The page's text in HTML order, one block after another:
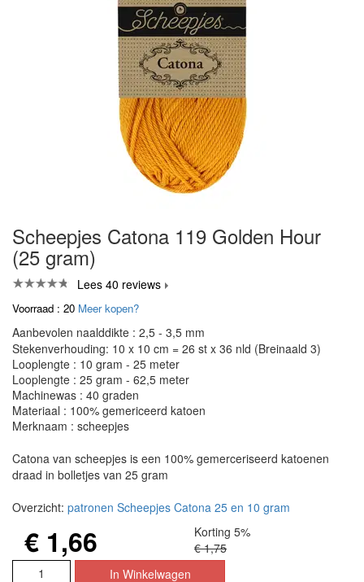
Scheepjes Catona 119 Golden Hour
(25 gram)
Lees 40 reviews
Voorraad : 20 Meer kopen?
Aanbevolen naalddikte : 2,5 - 3,5 mm
Stekenverhouding: 10 x 10 cm = 26 st x 36 nld (Breinaald 3)
Looplengte : 10 gram - 25 meter
Looplengte : 25 gram - 62,5 meter
Machinewas : 40 graden
Materiaal : 100% gemericeerd katoen
Merknaam : scheepjes
Catona van scheepjes is een 100% gemerceriseerd katoenen
draad in bolletjes van 25 gram
Overzicht: patronen Scheepjes Catona 25 en 10 gram
€ 1,66
Korting 5%
€ 1,75